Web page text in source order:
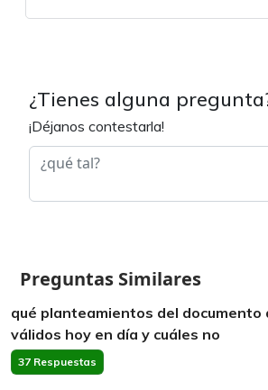
¿Tienes alguna
¡Déjanos contestarla!
Preguntas Similares
qué planteamientos del documento
válidos hoy en día y cuáles no
37 Respuestas